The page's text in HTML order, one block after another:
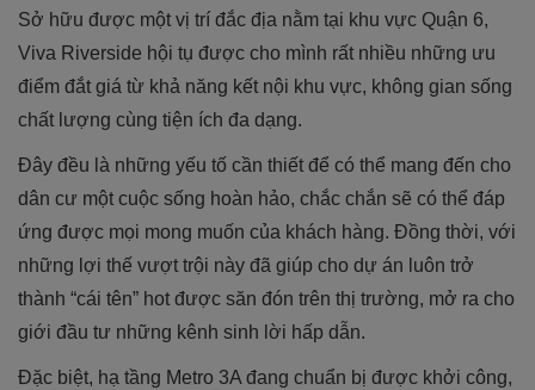
Sở hữu được một vị trí đắc địa nằm tại khu vực Quận 6,
Viva Riverside hội tụ được cho mình rất nhiều những ưu
điểm đắt giá từ khả năng kết nội khu vực, không gian sống
chất lượng cùng tiện ích đa dạng.
Đây đều là những yếu tố cần thiết để có thể mang đến cho
dân cư một cuộc sống hoàn hảo, chắc chắn sẽ có thể đáp
ứng được mọi mong muốn của khách hàng. Đồng thời, với
những lợi thế vượt trội này đã giúp cho dự án luôn trở
thành “cái tên” hot được săn đón trên thị trường, mở ra cho
giới đầu tư những kênh sinh lời hấp dẫn.
Đặc biệt, hạ tầng Metro 3A đang chuẩn bị được khởi công,